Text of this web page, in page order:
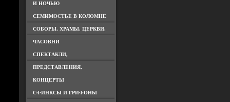
И НОЧЬЮ
СЕМИМОСТЬЕ В КОЛОМНЕ
СОБОРЫ, ХРАМЫ, ЦЕРКВИ,
ЧАСОВНИ
СПЕКТАКЛИ,
ПРЕДСТАВЛЕНИЯ,
КОНЦЕРТЫ
СФИНКСЫ И ГРИФОНЫ